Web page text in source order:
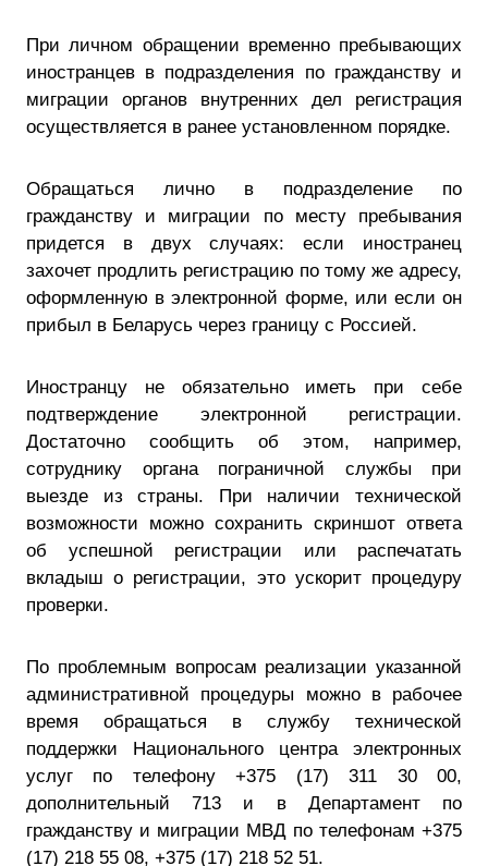
При личном обращении временно пребывающих
иностранцев в подразделения по гражданству и
миграции органов внутренних дел регистрация
осуществляется в ранее установленном порядке.
Обращаться лично в подразделение по
гражданству и миграции по месту пребывания
придется в двух случаях: если иностранец
захочет продлить регистрацию по тому же адресу,
оформленную в электронной форме, или если он
прибыл в Беларусь через границу с Россией.
Иностранцу не обязательно иметь при себе
подтверждение электронной регистрации.
Достаточно сообщить об этом, например,
сотруднику органа пограничной службы при
выезде из страны. При наличии технической
возможности можно сохранить скриншот ответа
об успешной регистрации или распечатать
вкладыш о регистрации, это ускорит процедуру
проверки.
По проблемным вопросам реализации указанной
административной процедуры можно в рабочее
время обращаться в службу технической
поддержки Национального центра электронных
услуг по телефону +375 (17) 311 30 00,
дополнительный 713 и в Департамент по
гражданству и миграции МВД по телефонам +375
(17) 218 55 08, +375 (17) 218 52 51.